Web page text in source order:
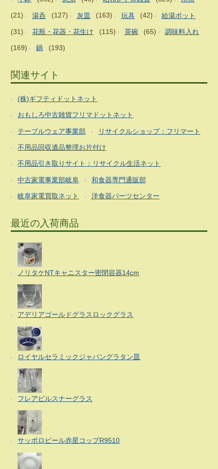
(21) 湯呑 (127) 灰皿 (163) 玩具 (42) 給湯ポット
(31) 花瓶・花器・花生け (115) 茶碗 (65) 調味料入れ
(169) 鍋 (193)
関連サイト
(株)ギフティドットネット
おもしろ中古雑貨フリマドットネット
テーブルウェア事業部 リサイクルショップ：フリマート
不用品回収遺品整理お片付け
不用品引き取りサイト：リサイクル生活ネット
中古家電事業部岐阜 和食器専門通販部
岐阜家電買取ネット 洋食器パーツセンター
最近の入荷商品
ノリタケNTキャニスター密閉容器14cm
アデリアゴールドグラスロックグラス
ロイヤルセラミックジャパングラタン皿
フレアピルスナーグラス
サッポロビール赤星コップR9510